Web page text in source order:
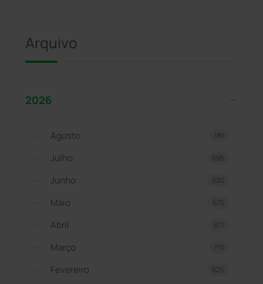
Arquivo
2026
Agosto 181
Julho 695
Junho 620
Maio 675
Abril 671
Março 710
Fevereiro 625